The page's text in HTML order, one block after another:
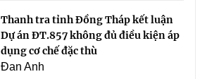
Thanh tra tỉnh Đồng Tháp kết luận
Dự án ĐT.857 không đủ điều kiện áp
dụng cơ chế đặc thù
Đan Anh